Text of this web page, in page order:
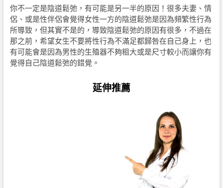
你不一定是陰道鬆弛，有可能是另一半的原因！很多夫妻、情
侶、或是性伴侶會覺得女性一方的陰道鬆弛是因為頻繁性行為
所導致，但其實不是的，導致陰道鬆弛的原因有很多，不過在
那之前，希望女生不要將性行為不滿足都歸咎在自己身上，也
有可能會是因為男性的生殖器不夠粗大或是尺寸較小而讓你有
覺得自己陰道鬆弛的錯覺。
延伸推薦